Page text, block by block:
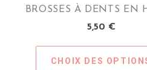
BROSSES À DENTS EN
5,50 €
CHOIX DESCe